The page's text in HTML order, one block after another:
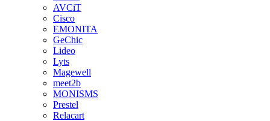
AVCiT
Cisco
EMONITA
GeChic
Lideo
Lyts
Magewell
meet2b
MONISMS
Prestel
Relacart